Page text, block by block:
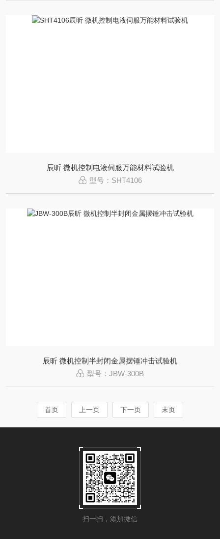
辰昕 微机控制电液伺服万能材料试验机
型号：SHT4106
辰昕 微机控制半封闭金属摆锤冲击试验机
型号：JBW-300B
首页 上一页 下一页 末页
扫一扫，添加微信